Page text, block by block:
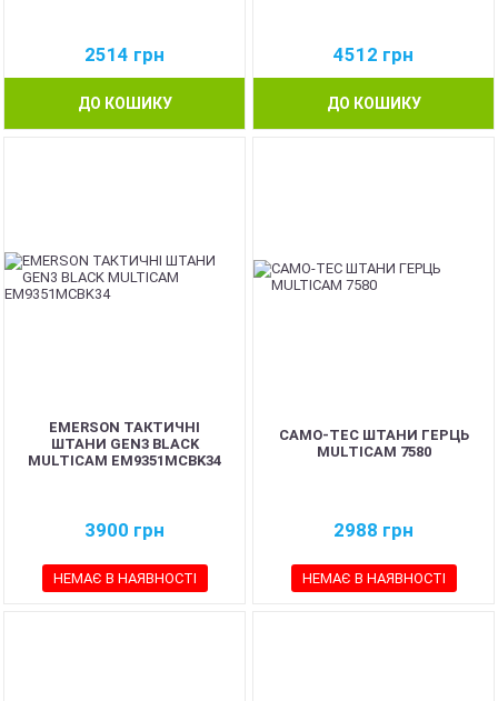
2514 грн
ДО КОШИКУ
4512 грн
ДО КОШИКУ
EMERSON ТАКТИЧНІ
ШТАНИ GEN3 BLACK
MULTICAM EM9351MCBK34
3900 грн
НЕМАЄ В НАЯВНОСТІ
CAMO-TEC ШТАНИ ГЕРЦЬ
MULTICAM 7580
2988 грн
НЕМАЄ В НАЯВНОСТІ